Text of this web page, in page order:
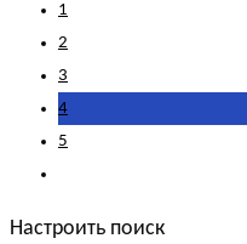
1
2
3
4
5
Настроить поиск